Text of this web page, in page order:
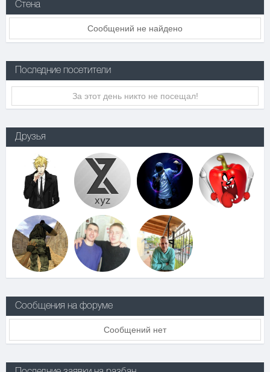
Стена
Сообщений не найдено
Последние посетители
За этот день никто не посещал!
Друзья
Сообщения на форуме
Сообщений нет